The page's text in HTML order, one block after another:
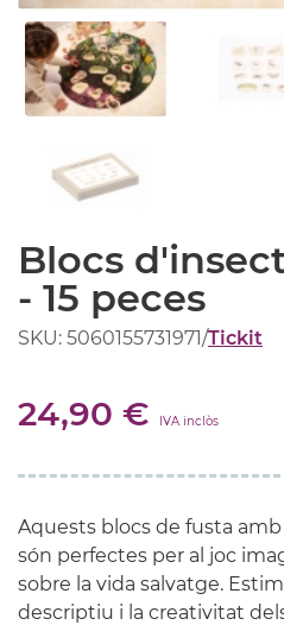
Blocs
- 15 peces
SKU: 5060155731971/Tickit
24,90 € IVA inclòs
Aquests blocs de fusta
són perfectes per al joc
sobre la vida salvatge.
descriptiu i la creativitat